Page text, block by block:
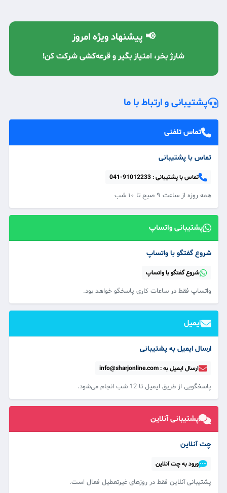
📢 پیشنهاد ویژه امروز
شارژ بخر، امتیاز بگیر و قرعه‌کشی شرکت کن!
پشتیبانی و ارتباط با ما
تماس تلفنی
تماس با پشتیبانی
تماس با پشتیبانی :041-91012233
همه‌ روزه از ساعت ۹ صبح تا ۱۰ شب
پشتیبانی واتساپ
شروع گفتگو با واتساپ
شروع گفتگو با واتساپ
واتساپ فقط در ساعات کاری پاسخگو خواهد بود.
ایمیل
ارسال ایمیل به پشتیبانی
ارسال ایمیل به : info@sharjonline.com
پاسخگویی از طریق ایمیل تا 12 شب انجام می‌شود.
پشتیبانی آنلاین
چت آنلاین
ورود به چت آنلاین
پشتیبانی آنلاین فقط در روزهای غیرتعطیل فعال است.